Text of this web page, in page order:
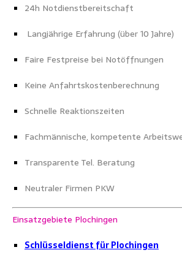
24h Notdienstbereitschaft
Langjährige Erfahrung (über 10 Jahre)
Faire Festpreise bei Notöffnungen
Keine Anfahrtskostenberechnung
Schnelle Reaktionszeiten
Fachmännische, kompetente
Transparente Tel. Beratung
Neutraler Firmen PKW
Einsatzgebiete Plochingen
Schlüsseldienst für Plochingen